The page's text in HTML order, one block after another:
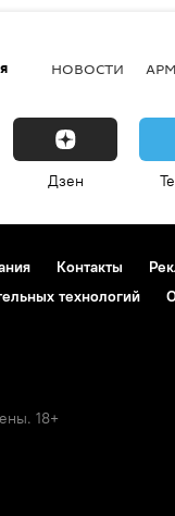
НОВОСТИ
Дзен
Контакты
технологий
18+